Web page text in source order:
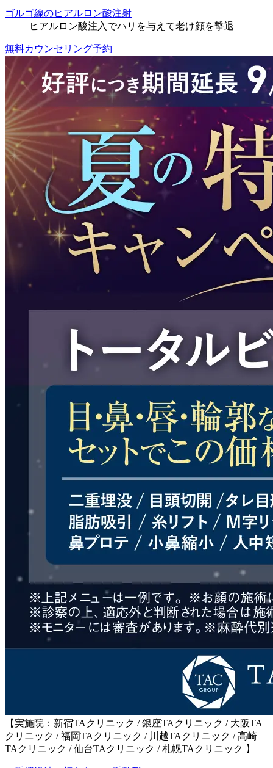
ゴルゴ線のヒアルロン酸注射
ヒアルロン酸注入でハリを与えて老け顔を撃退
無料カウンセリング予約
【実施院：新宿TAクリニック / 銀座TAクリニック / 大阪TA
クリニック / 福岡TAクリニック / 川越TAクリニック / 高崎
TAクリニック / 仙台TAクリニック / 札幌TAクリニック 】